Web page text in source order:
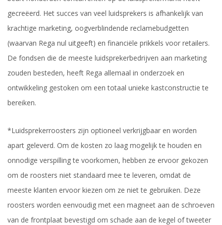
gecreëerd. Het succes van veel luidsprekers is afhankelijk van
krachtige marketing, oogverblindende reclamebudgetten
(waarvan Rega nul uitgeeft) en financiële prikkels voor retailers.
De fondsen die de meeste luidsprekerbedrijven aan marketing
zouden besteden, heeft Rega allemaal in onderzoek en
ontwikkeling gestoken om een ​​totaal unieke kastconstructie te
bereiken.
*Luidsprekerroosters zijn optioneel verkrijgbaar en worden
apart geleverd. Om de kosten zo laag mogelijk te houden en
onnodige verspilling te voorkomen, hebben ze ervoor gekozen
om de roosters niet standaard mee te leveren, omdat de
meeste klanten ervoor kiezen om ze niet te gebruiken. Deze
roosters worden eenvoudig met een magneet aan de schroeven
van de frontplaat bevestigd om schade aan de kegel of tweeter